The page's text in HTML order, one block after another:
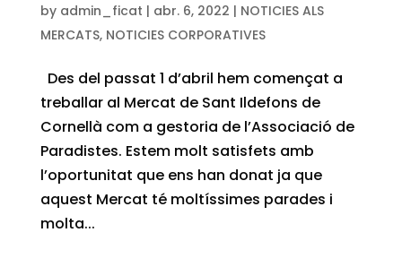
by admin_ficat | abr. 6, 2022 | NOTICIES ALS
MERCATS, NOTICIES CORPORATIVES
Des del passat 1 d’abril hem començat a
treballar al Mercat de Sant Ildefons de
Cornellà com a gestoria de l’Associació de
Paradistes. Estem molt satisfets amb
l’oportunitat que ens han donat ja que
aquest Mercat té moltíssimes parades i
molta...